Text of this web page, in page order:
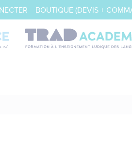
BOUTIQUE (DEVIS +